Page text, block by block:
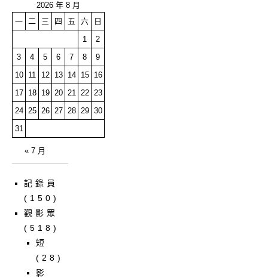
2026 年 8 月
一 二 三 四 五 六
日
1
2
3
4 5 6 7 8
9
10
11 12 13 14 15
16
17
18 19 20 21 22 23
24 25 26 27 28 29 30
31
« 7 月
記錄員
(150)
觀影眾
(518)
短
(28)
影